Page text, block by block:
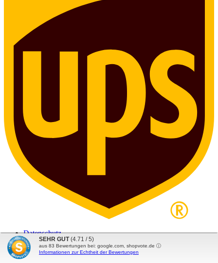
Datenschutz
Impressum
Widerruf
AGB
SEHR GUT (4.71 / 5)
aus 83 Bewertungen bei: google.com, shopvote.de ⓘ
Informationen zur Echtheit der Bewertungen